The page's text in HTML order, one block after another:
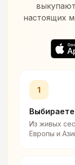
настоящих
1
Из живых
Европы и